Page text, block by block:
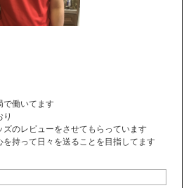
で働いてます
り
のレビューをさせてもらっています
持って日々を送ることを目指してます